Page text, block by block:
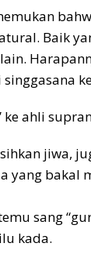
Baik
ahli
jiwa,
yang bakal
sang
kada.